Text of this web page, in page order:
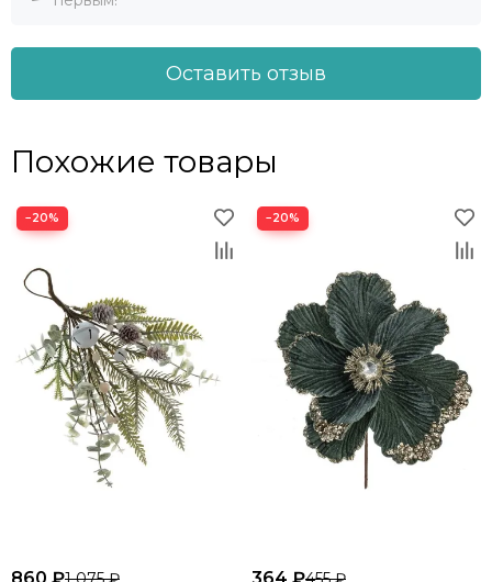
Оставить отзыв
Похожие товары
−20% −20%